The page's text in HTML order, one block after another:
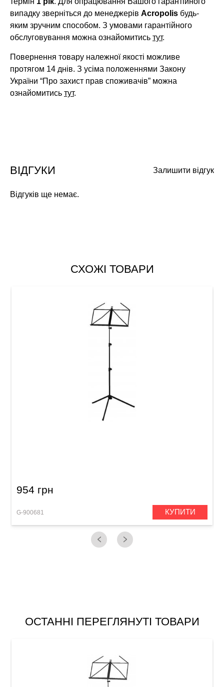
випадку зверніться до менеджерів Acropolis будь-
яким зручним способом. З умовами гарантійного
обслуговування можна ознайомитись тут.
Повернення товару належної якості можливе
протягом 14 днів. З усіма положеннями Закону
України “Про захист прав споживачів” можна
ознайомитись тут.
Залишити відгук
ВІДГУКИ
Відгуків ще немає.
СХОЖІ ТОВАРИ
954 грн
G-900681 КУПИТИ
ОСТАННІ ПЕРЕГЛЯНУТІ ТОВАРИ